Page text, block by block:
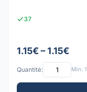
37
1.15€ – 1.15€
Quantité: Min: 1